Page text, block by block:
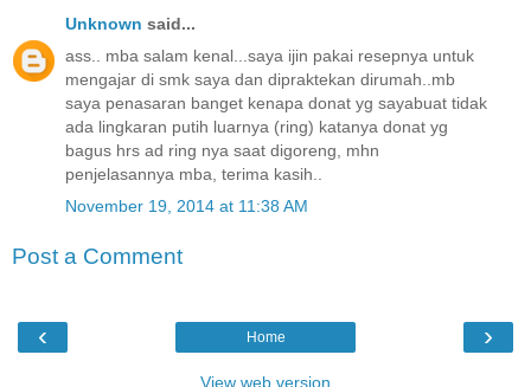
Unknown said...
ass.. mba salam kenal...saya ijin pakai resepnya untuk
mengajar di smk saya dan dipraktekan dirumah..mb
saya penasaran banget kenapa donat yg sayabuat tidak
ada lingkaran putih luarnya (ring) katanya donat yg
bagus hrs ad ring nya saat digoreng, mhn
penjelasannya mba, terima kasih..
November 19, 2014 at 11:38 AM
Post a Comment
‹ ›
Home
View web version